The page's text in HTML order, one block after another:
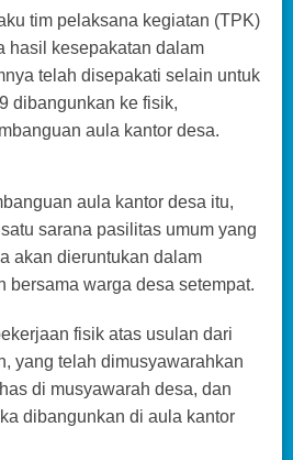
tim pelaksana kegiatan (TPK)
hasil kesepakatan dalam
telah disepakati selain untuk
dibangunkan ke fisik,
aula kantor desa.
aula kantor desa itu,
sarana pasilitas umum yang
akan dieruntukan dalam
bersama warga desa setempat.
fisik atas usulan dari
yang telah dimusyawarahkan
di musyawarah desa, dan
dibangunkan di aula kantor